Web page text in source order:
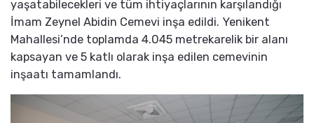
yaşatabilecekleri ve tüm ihtiyaçlarının karşılandığı
İmam Zeynel Abidin Cemevi inşa edildi. Yenikent
Mahallesi’nde toplamda 4.045 metrekarelik bir alanı
kapsayan ve 5 katlı olarak inşa edilen cemevinin
inşaatı tamamlandı.